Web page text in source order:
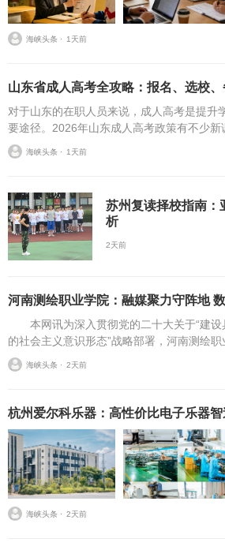
海峡头条 ⋅ 1天前
山东省成人高考全攻略：报名、选校
对于山东的在职人员来说，成人高考是提升
要途径。2026年山东成人高考政策有不少
程、条件筛选、院校选择等方面存在诸多疑
程、报考条件、院校...
海峡头条 ⋅ 1天前
苏州复读择校指南：
析
2天前
河南测绘职业学院：融媒聚力守阵地
本网讯为深入贯彻党的二十大关于“建设
的社会主义意识形态”战略部署，河南测绘
挑战，扎实推进在风险研判、机制创新、技
的路径分析与研...
海峡头条 ⋅ 2天前
杭州爱尔科乐器：高性价比电子乐器
海峡头条 ⋅ 2天前